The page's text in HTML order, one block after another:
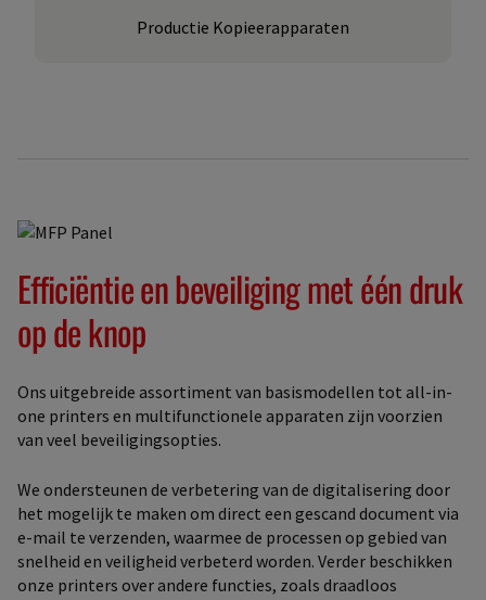
Productie Kopieerapparaten
Efficiëntie en beveiliging met één druk
op de knop
Ons uitgebreide assortiment van basismodellen tot all-in-
one printers en multifunctionele apparaten zijn voorzien
van veel beveiligingsopties.
We ondersteunen de verbetering van de digitalisering door
het mogelijk te maken om direct een gescand document via
e-mail te verzenden, waarmee de processen op gebied van
snelheid en veiligheid verbeterd worden. Verder beschikken
onze printers over andere functies, zoals draadloos